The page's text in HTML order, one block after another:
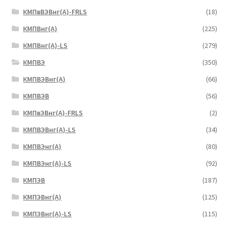
КМПвВЭВнг(А)-FRLS
(18)
КМПВнг(А)
(225)
КМПВнг(А)-LS
(279)
КМПВЭ
(350)
КМПВЭBнг(А)
(66)
КМПВЭВ
(56)
КМПвЭВнг(А)-FRLS
(2)
КМПВЭВнг(А)-LS
(34)
КМПВЭнг(А)
(80)
КМПВЭнг(А)-LS
(92)
КМПЭВ
(187)
КМПЭВнг(А)
(125)
КМПЭВнг(А)-LS
(115)